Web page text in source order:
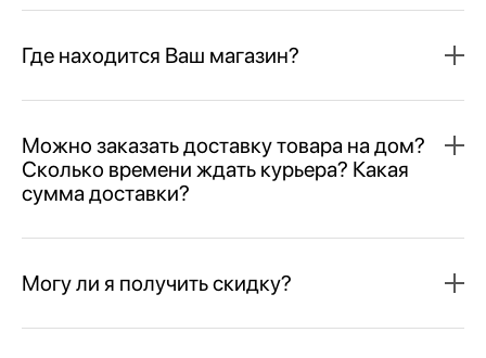
Где находится Ваш магазин?
Можно заказать доставку товара на дом?
Сколько времени ждать курьера? Какая
сумма доставки?
Могу ли я получить скидку?